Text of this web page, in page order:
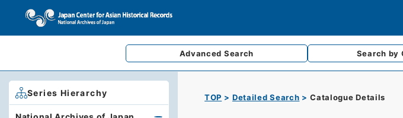
Advanced Search Search by
TOP Detailed Search Catalogue Details
Series Hierarchy